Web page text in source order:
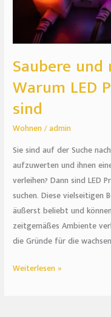
Saubere
Warum LED
sind
Wohnen/admin
Sie sind auf der Suche
aufzuwerten und ihnen
verleihen? Dann sind LED
suchen. Diese vielseitigen
äußerst beliebt und
zeitgemäßes Ambiente
die Gründe für die
beliebt
Weiterlesen »